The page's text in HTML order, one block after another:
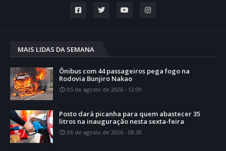
MAIS LIDAS DA SEMANA
Ônibus com 44 passageiros pega fogo na
Rodovia Bunjiro Nakao
05 de agosto de 2026 - 12:09
Posto dará picanha para quem abastecer 35
litros na inauguração nesta sexta-feira
06 de agosto de 2026 - 08:30